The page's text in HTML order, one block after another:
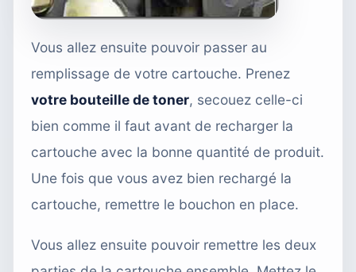
Vous allez ensuite pouvoir passer au
remplissage de votre cartouche. Prenez
votre bouteille de toner, secouez celle-ci
bien comme il faut avant de recharger la
cartouche avec la bonne quantité de produit.
Une fois que vous avez bien rechargé la
cartouche, remettre le bouchon en place.
Vous allez ensuite pouvoir remettre les deux